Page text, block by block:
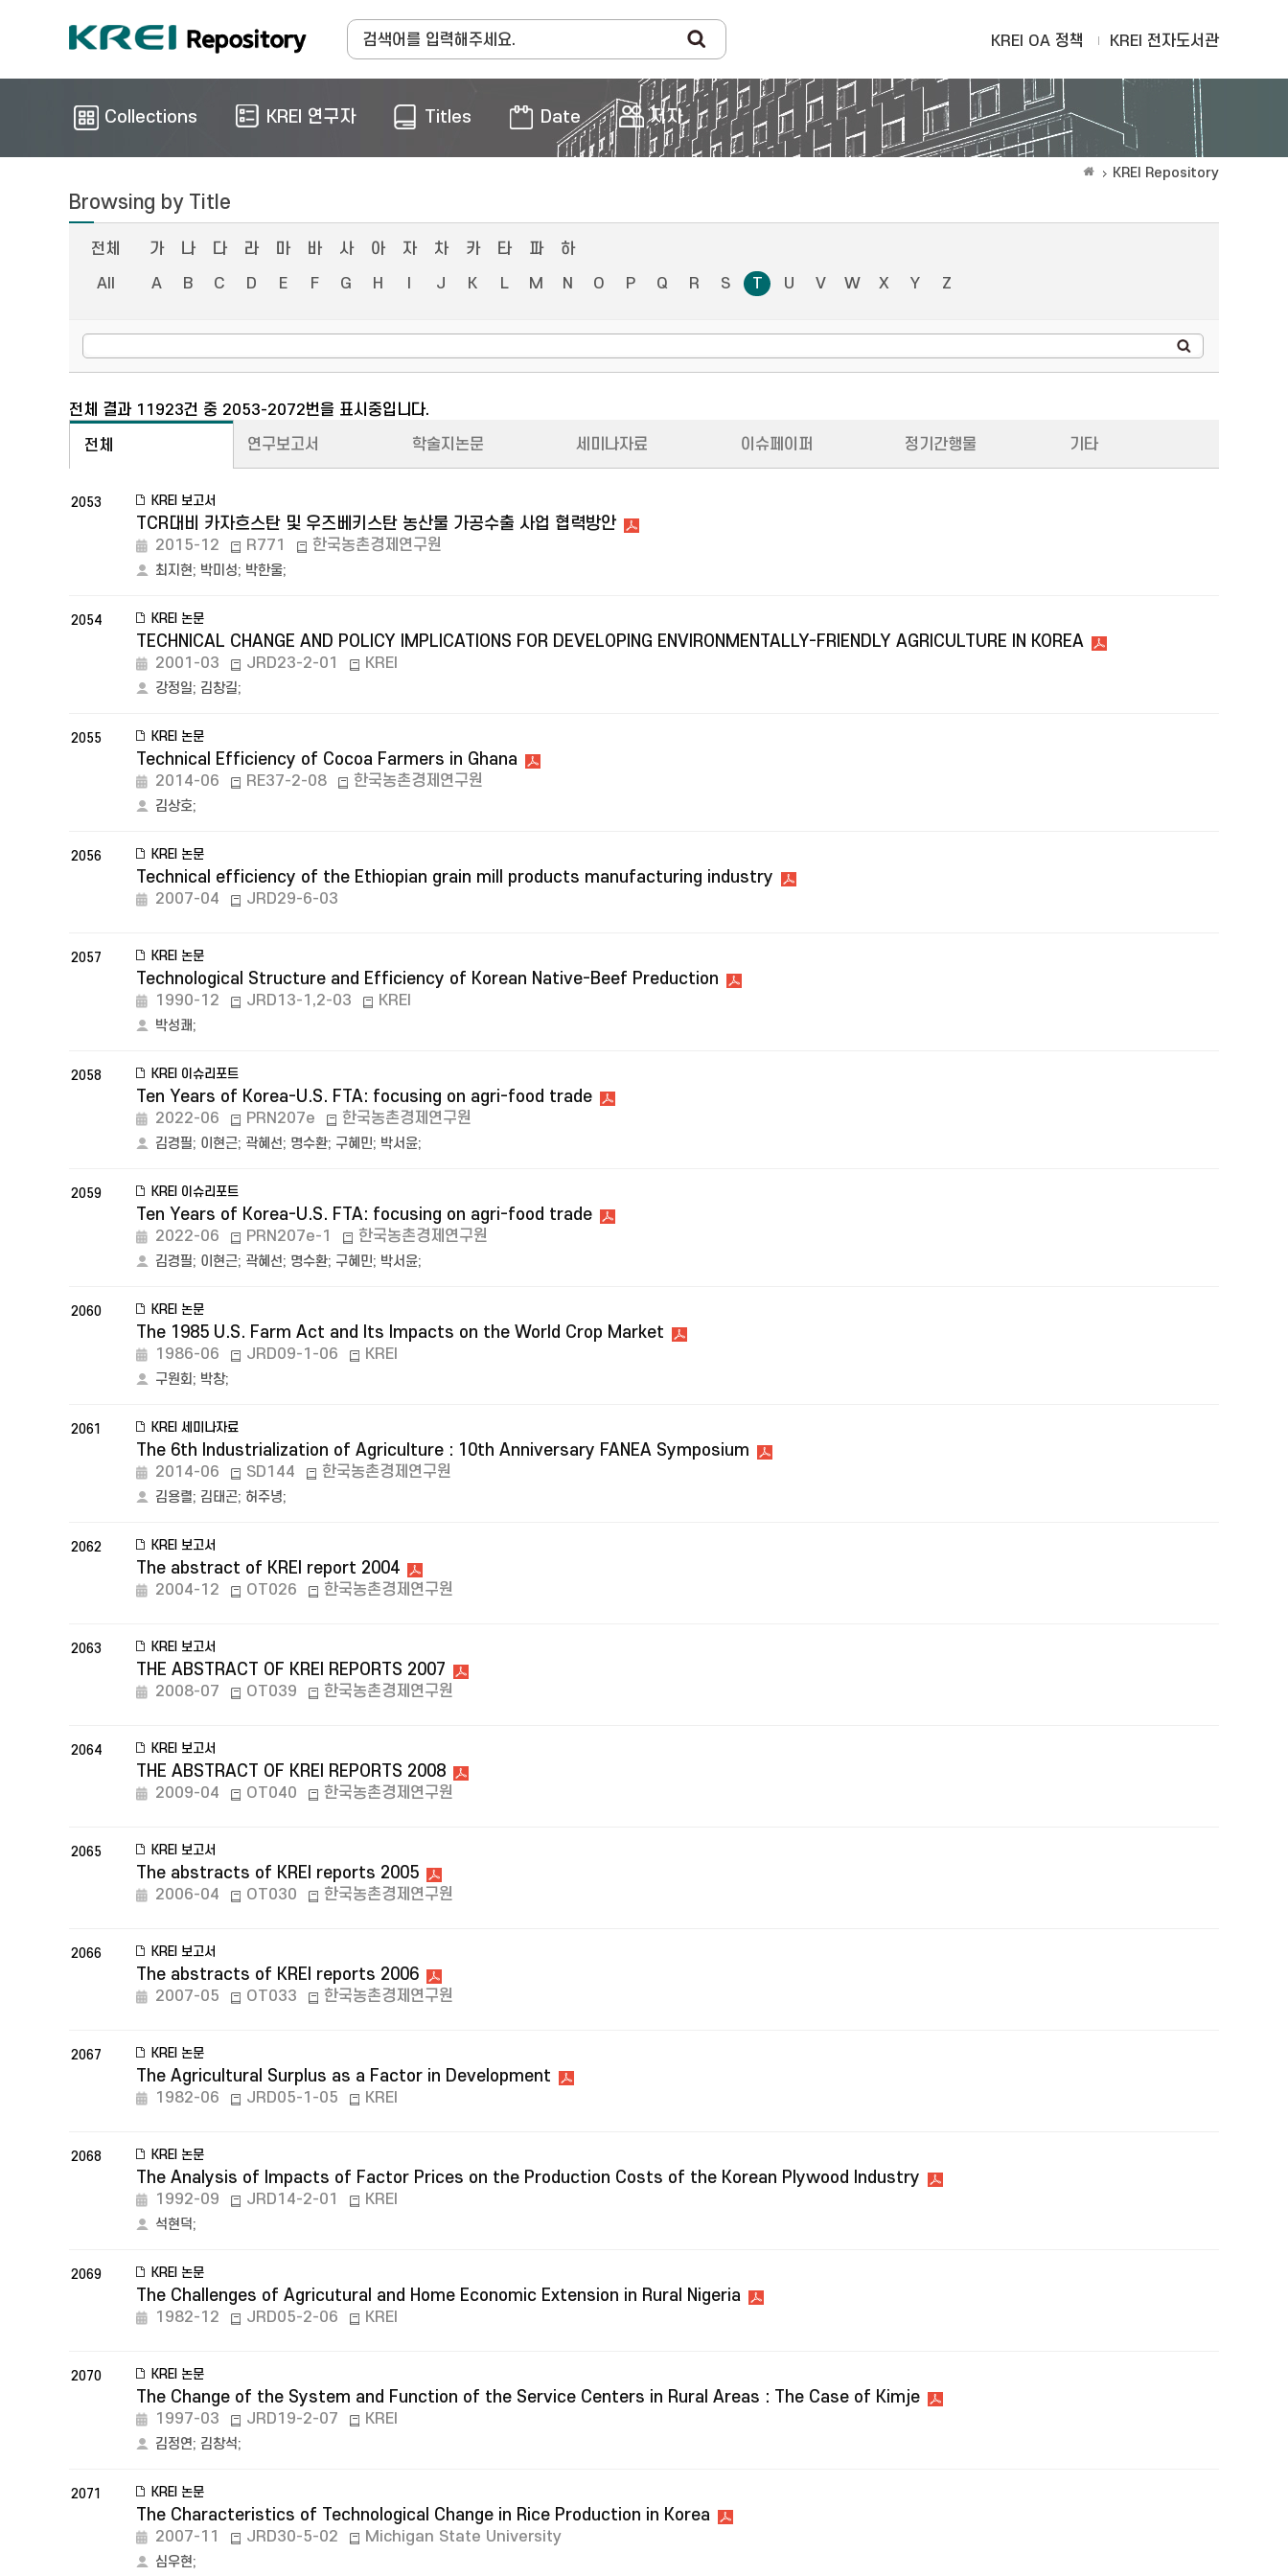
KREI OA 정책 KREI 전자도서관
Collections KREI 연구자 Titles Date 저자
KREI Repository
Browsing by Title
전체 가 나 다 라 마 바 사 아 자 차 카 타 파
하
All
A B C D E F G H J K L M N O P Q R S T U V W X Y Z
전체 결과 11923건 중 2053-2072번을 표시중입니다.
전체 연구보고서 학술지논문 세미나자료 이슈페이퍼 정기간행물 기타
2053 KREI 보고서
TCR대비 카자흐스탄 및 우즈베키스탄 농산물 가공수출 사업 협력방안
2015-12 R771 한국농촌경제연구원
최지현; 박미성; 박한울;
2054 KREI 논문
TECHNICAL CHANGE AND POLICY IMPLICATIONS FOR DEVELOPING ENVIRONMENTALLY-FRIENDLY AGRICULTURE IN KOREA
2001-03 JRD23-2-01 KREI
강정일; 김창길;
2055 KREI 논문
Technical Efficiency of Cocoa Farmers in Ghana
2014-06 RE37-2-08 한국농촌경제연구원
김상호;
2056 KREI 논문
Technical efficiency of the Ethiopian grain mill products manufacturing industry
2007-04 JRD29-6-03
2057 KREI 논문
Technological Structure and Efficiency of Korean Native-Beef Preduction
1990-12 JRD13-1,2-03 KREI
박성쾌;
2058 KREI 이슈리포트
Ten Years of Korea-U.S. FTA: focusing on agri-food trade
2022-06 PRN207e 한국농촌경제연구원
김경필; 이현근; 곽혜선; 명수환; 구혜민; 박서윤;
2059 KREI 이슈리포트
Ten Years of Korea-U.S. FTA: focusing on agri-food trade
2022-06 PRN207e-1 한국농촌경제연구원
김경필; 이현근; 곽혜선; 명수환; 구혜민; 박서윤;
2060 KREI 논문
The 1985 U.S. Farm Act and Its Impacts on the World Crop Market
1986-06 JRD09-1-06 KREI
구원회 ; 박창;
2061 KREI 세미나자료
The 6th Industrialization of Agriculture : 10th Anniversary FANEA Symposium
2014-06 SD144 한국농촌경제연구원
김용렬; 김태곤; 허주녕;
2062 KREI 보고서
The abstract of KREI report 2004
2004-12 OT026 한국농촌경제연구원
2063 KREI 보고서
THE ABSTRACT OF KREI REPORTS 2007
2008-07 OT039 한국농촌경제연구원
2064 KREI 보고서
THE ABSTRACT OF KREI REPORTS 2008
2009-04 OT040 한국농촌경제연구원
2065 KREI 보고서
The abstracts of KREI reports 2005
2006-04 OT030 한국농촌경제연구원
2066 KREI 보고서
The abstracts of KREI reports 2006
2007-05 OT033 한국농촌경제연구원
2067 KREI 논문
The Agricultural Surplus as a Factor in Development
1982-06 JRD05-1-05 KREI
2068 KREI 논문
The Analysis of Impacts of Factor Prices on the Production Costs of the Korean Plywood Industry
1992-09 JRD14-2-01 KREI
석현덕;
2069 KREI 논문
The Challenges of Agricutural and Home Economic Extension in Rural Nigeria
1982-12 JRD05-2-06 KREI
2070 KREI 논문
The Change of the System and Function of the Service Centers in Rural Areas : The Case of Kimje
1997-03 JRD19-2-07 KREI
김정연; 김창석;
2071 KREI 논문
The Characteristics of Technological Change in Rice Production in Korea
2007-11 JRD30-5-02 Michigan State University
심우현;